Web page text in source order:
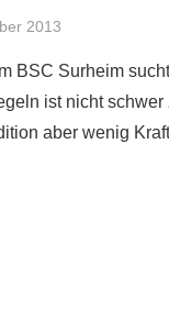
2013
BSC Surheim
ist nicht
aber wenig